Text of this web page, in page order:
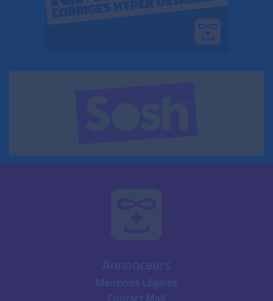
Mentions Légales